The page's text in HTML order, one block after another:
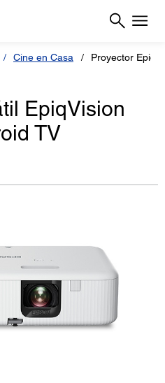
Cine en Casa Proyector
EpiqVision
TV